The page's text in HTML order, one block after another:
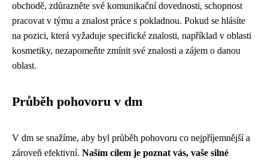
obchodě, zdůrazněte své komunikační dovednosti, schopnost
pracovat v týmu a znalost práce s pokladnou. Pokud se hlásíte
na pozici, která vyžaduje specifické znalosti, například v oblasti
kosmetiky, nezapomeňte zmínit své znalosti a zájem o danou
oblast.
Průběh pohovoru v dm
V dm se snažíme, aby byl průběh pohovoru co nejpříjemnější a
zároveň efektivní. Naším cílem je poznat vás, vaše silné